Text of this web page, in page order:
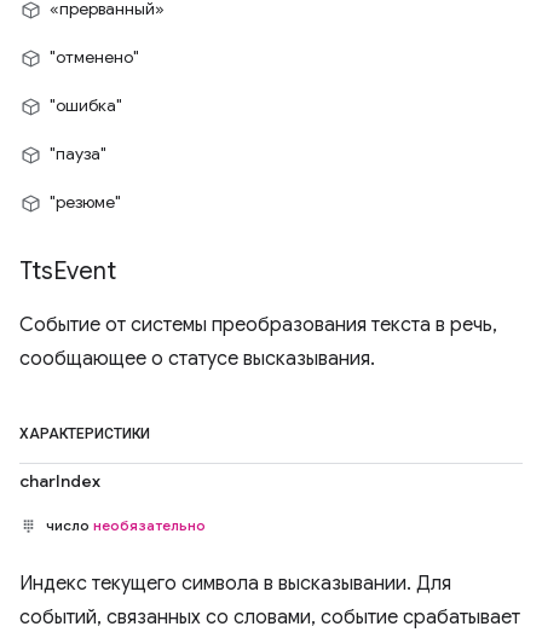
«прерванный»
"отменено"
"ошибка"
"пауза"
"резюме"
TtsEvent
Событие от системы преобразования текста в речь,
сообщающее о статусе высказывания.
ХАРАКТЕРИСТИКИ
charIndex
число необязательно
Индекс текущего символа в высказывании. Для
событий, связанных со словами, событие срабатывает